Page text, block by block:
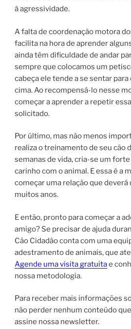
à agressividade.
A falta de coordenação motora
facilita na hora de aprender
ainda têm dificuldade de andar
sempre que colocamos um
cabeça ele tende a se sentar
cima. Ao recompensá-lo nesse
começar a aprender a repetir
solicitado.
Por último, mas não menos
realiza o treinamento de seu cão
semanas de vida, cria-se um
carinho com o animal. E essa é a
começar uma relação que
muitos anos.
E então, pronto para começar a
amigo? Se precisar de ajuda
Cão Cidadão conta com uma
adestramento de animais, que
Agende uma visita gratuitae
nossa metodologia.
Para receber mais informações
não perder nenhum conteúdo
assine nossa newsletter.